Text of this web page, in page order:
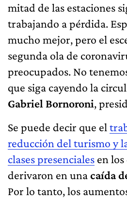
mitad de las estaciones
trabajando a pérdida.
mucho mejor, pero el
segunda ola de
preocupados. No
que siga cayendo la
Gabriel Bornoroni,
Se puede decir que el
reducción del turismo y
clases presenciales en
derivaron en unacaída
Por lo tanto, los